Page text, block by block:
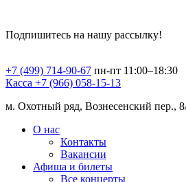
Подпишитесь на нашу рассылку!
+7 (499) 714-90-67 пн-пт 11:00–18:30
Касса +7 (966) 058-15-13
м. Охотный ряд, Вознесенский пер.,
О нас
Контакты
Вакансии
Афиша и билеты
Все концерты